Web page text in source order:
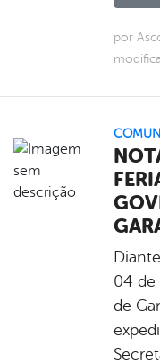
por
04 de
de